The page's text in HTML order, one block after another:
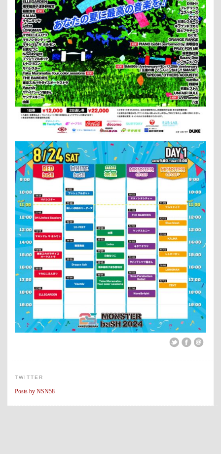
TWITTER
Posts by NSN58